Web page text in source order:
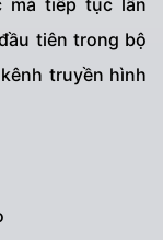
tiên trong bộ
truyền hình